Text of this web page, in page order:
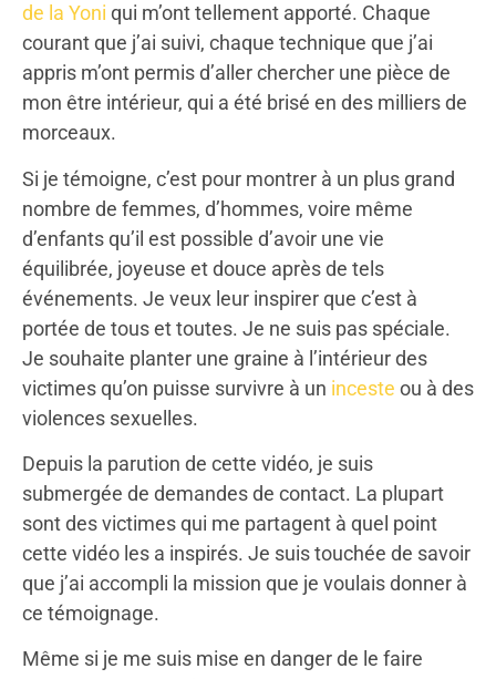
de la Yoni qui m’ont tellement apporté. Chaque
courant que j’ai suivi, chaque technique que j’ai
appris m’ont permis d’aller chercher une pièce de
mon être intérieur, qui a été brisé en des milliers de
morceaux.
Si je témoigne, c’est pour montrer à un plus grand
nombre de femmes, d’hommes, voire même
d’enfants qu’il est possible d’avoir une vie
équilibrée, joyeuse et douce après de tels
événements. Je veux leur inspirer que c’est à
portée de tous et toutes. Je ne suis pas spéciale.
Je souhaite planter une graine à l’intérieur des
victimes qu’on puisse survivre à un inceste ou à des
violences sexuelles.
Depuis la parution de cette vidéo, je suis
submergée de demandes de contact. La plupart
sont des victimes qui me partagent à quel point
cette vidéo les a inspirés. Je suis touchée de savoir
que j’ai accompli la mission que je voulais donner à
ce témoignage.
Même si je me suis mise en danger de le faire